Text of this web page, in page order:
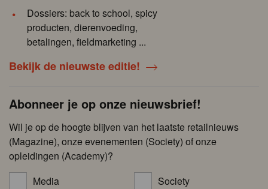
Dossiers: back to school, spicy
producten, dierenvoeding,
betalingen, fieldmarketing ...
Bekijk de nieuwste editie!
Abonneer je op onze nieuwsbrief!
Wil je op de hoogte blijven van het laatste retailnieuws
(Magazine), onze evenementen (Society) of onze
opleidingen (Academy)?
Media
Society